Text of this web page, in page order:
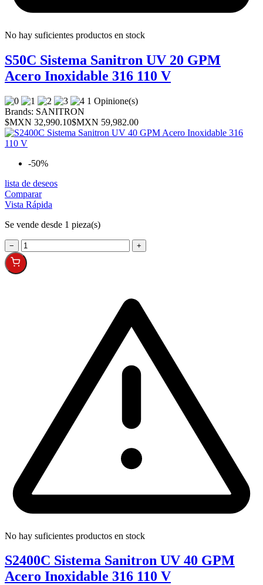
No hay suficientes productos en stock
S50C Sistema Sanitron UV 20 GPM
Acero Inoxidable 316 110 V
1 Opinione(s)
Brands: SANITRON
$MXN 32,990.10$MXN 59,982.00
-50%
lista de deseos
Comparar
Vista Rápida
Se vende desde 1 pieza(s)
− +
No hay suficientes productos en stock
S2400C Sistema Sanitron UV 40 GPM
Acero Inoxidable 316 110 V